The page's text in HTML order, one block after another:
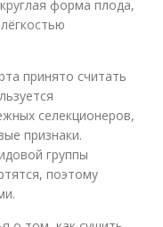
форма плода,
принято считать
селекционеров,
признаки.
группы
поэтому